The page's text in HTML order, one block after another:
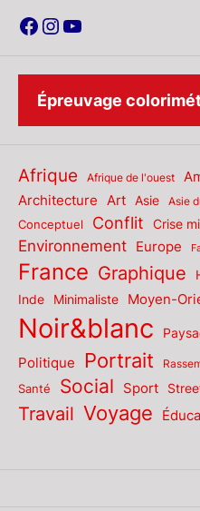
Facebook
Instagram
YouTube
Épreuvage
Afrique Afrique de l'ouest
Architecture
Art Asie Asie
Conceptuel Conflit Crise
Environnement Europe
France Graphique
Inde Minimaliste Moyen-
Noir&blanc
Politique Portrait
Santé Social Sport
Travail Voyage